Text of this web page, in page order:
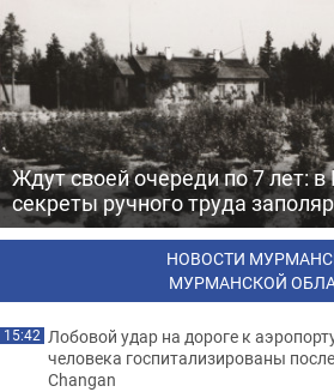
Ждут своей очереди по 7 лет:
секреты ручного труда
НОВОСТИ
МУРМАНСКОЙ
15:42 Лобовой удар на дороге к
человека госпитализированы
Changan